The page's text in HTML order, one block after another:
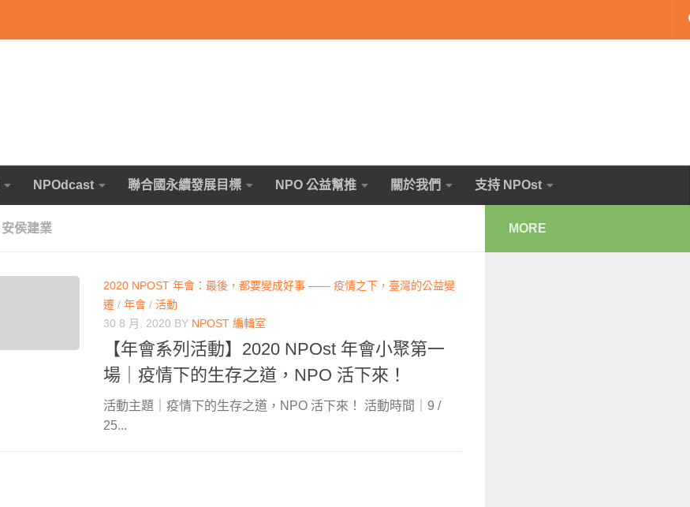
NPOdcast 聯合國永續發展目標 NPO 公益幫推 關於我們 支持 NPOst
安侯建業
2020 NPOST 年會：最後，都要變成好事 —— 疫情之下，臺灣的公益變
遷 / 年會 / 活動
30 8 月, 2020 BY NPOST 編輯室
【年會系列活動】2020 NPOst 年會小聚第一
場｜疫情下的生存之道，NPO 活下來！
活動主題｜疫情下的生存之道，NPO 活下來！ 活動時間｜9 /
25...
MORE